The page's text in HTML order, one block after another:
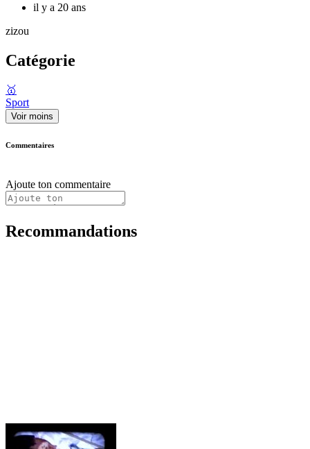
il y a 20 ans
zizou
Catégorie
🥇
Sport
Voir moins
Commentaires
Ajoute ton commentaire
Recommandations